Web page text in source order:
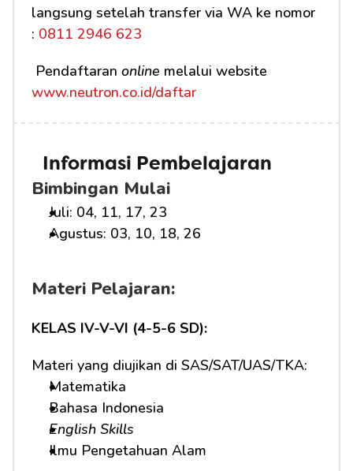
langsung setelah transfer via WA ke nomor
: 0811 2946 623
Pendaftaran online
www.neutron.co.id/daftar
Informasi Pembelajaran
Bimbingan Mulai
Juli: 04, 11, 17, 23
Agustus: 03, 10, 18, 26
Materi Pelajaran:
KELAS IV-V-VI (4-5-6 SD):
Materi yang diujikan di SAS/SAT/UAS/TKA:
Matematika
Bahasa Indonesia
English Skills
Ilmu Pengetahuan Alam